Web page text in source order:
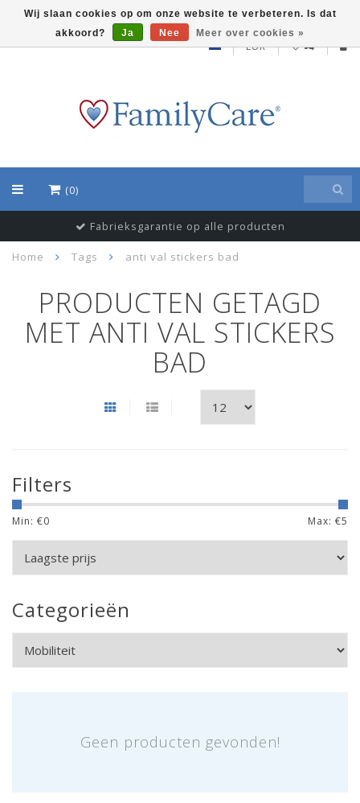
EUR
(0)
Fabrieksgarantie op alle producten
Home Tags anti val stickers bad
PRODUCTEN GETAGD
MET ANTI VAL STICKERS
BAD
Filters
Min: €0 Max: €5
Categorieën
Geen producten gevonden!
Wij slaan cookies op om onze website te verbeteren. Is dat
akkoord?
Ja Nee Meer over cookies »